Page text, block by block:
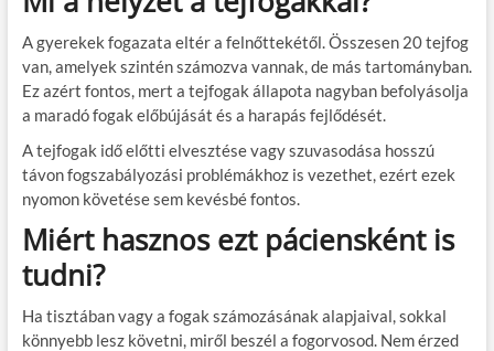
A gyerekek fogazata eltér a felnőttekétől. Összesen 20 tejfog
van, amelyek szintén számozva vannak, de más tartományban.
Ez azért fontos, mert a tejfogak állapota nagyban befolyásolja
a maradó fogak előbújását és a harapás fejlődését.
A tejfogak idő előtti elvesztése vagy szuvasodása hosszú
távon fogszabályozási problémákhoz is vezethet, ezért ezek
nyomon követése sem kevésbé fontos.
Miért hasznos ezt páciensként is
tudni?
Ha tisztában vagy a fogak számozásának alapjaival, sokkal
könnyebb lesz követni, miről beszél a fogorvosod. Nem érzed